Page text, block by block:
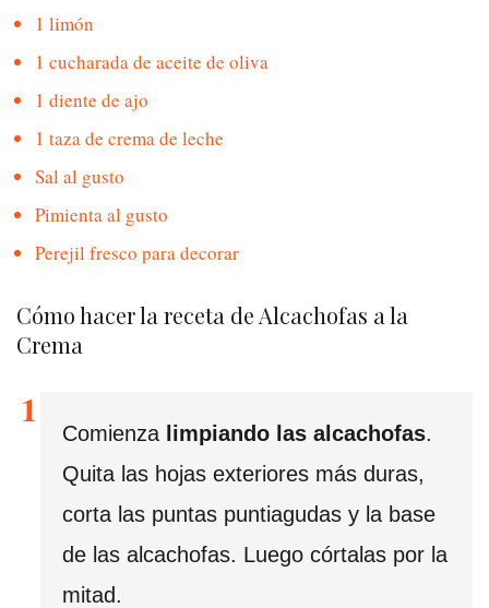
1 limón
1 cucharada de aceite de oliva
1 diente de ajo
1 taza de crema de leche
Sal al gusto
Pimienta al gusto
Perejil fresco para decorar
Cómo hacer la receta de Alcachofas a la
Crema
Comienza limpiando las alcachofas.
Quita las hojas exteriores más duras,
corta las puntas puntiagudas y la base
de las alcachofas. Luego córtalas por la
mitad.